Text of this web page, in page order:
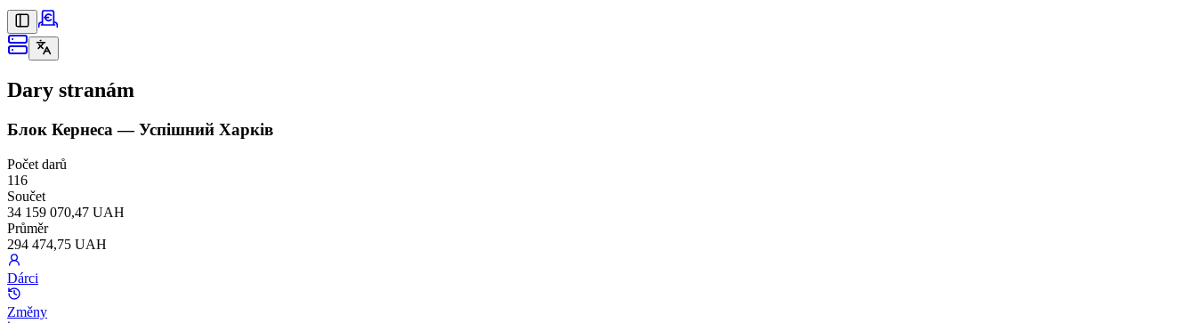
Dary stranám
Блок Кернеса — Успішний Харків
Počet darů
116
Součet
34 159 070,47 UAH
Průměr
294 474,75 UAH
Dárci
Změny